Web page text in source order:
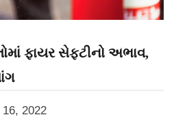
ફાયર સેફ્ટીનો અભાવ,
2022